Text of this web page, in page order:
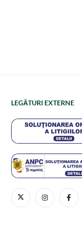
LEGĂTURI EXTERNE